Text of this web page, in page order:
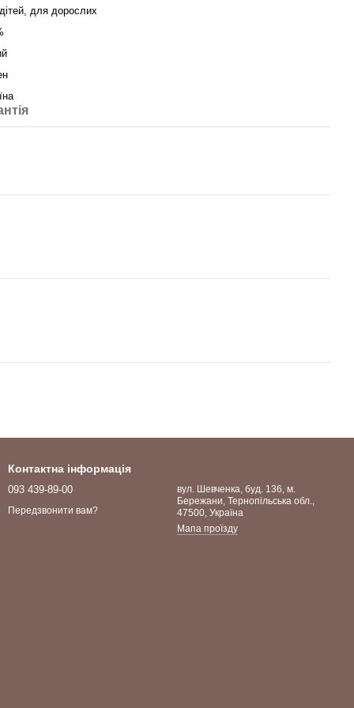
для дорослих
Контактна інформація
093 439-89-00
Передзвонити вам?
вул. Шевченка, буд. 136, м.
Бережани, Тернопільська обл.,
47500, Україна
Мапа проїзду